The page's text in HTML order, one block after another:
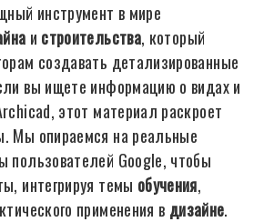
инструмент в мире
и строительства, который
создавать детализированные
вы ищете информацию о видах и
этот материал раскроет
Мы опираемся на реальные
пользователей Google, чтобы
интегрируя темы обучения,
применения в дизайне.